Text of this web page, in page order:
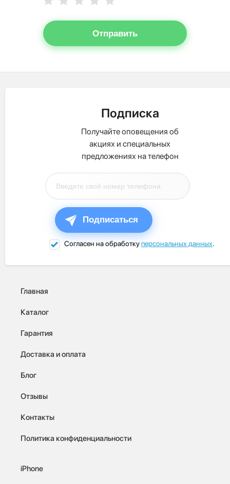
Отправить
Подписка
Получайте оповещения об
акциях и специальных
предложениях на телефон
Подписаться
Согласен на обработкуперсональных данных.
Главная
Каталог
Гарантия
Доставка и оплата
Блог
Отзывы
Контакты
Политика конфиденциальности
iPhone